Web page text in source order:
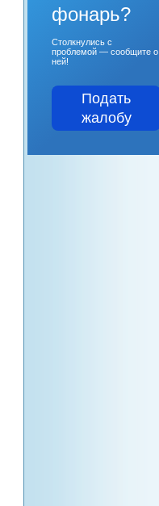
фонарь?
Столкнулись с
проблемой — сообщите о
ней!
Подать
жалобу